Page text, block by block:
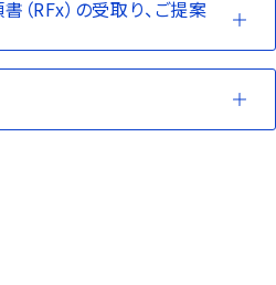
RFx）の受取り、ご提案